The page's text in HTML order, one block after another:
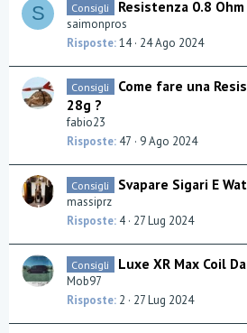
S Consigli Resistenza 0.8 Ohm
saimonpros
Risposte 14 24 Ago 2024
Consigli
Come fare una
28g ?
fabio23
Risposte 47 9 Ago 2024
Consigli Svapare Sigari E
massiprz
Risposte 4 27 Lug 2024
Consigli Luxe XR Max Coil
Mob97
Risposte 2 27 Lug 2024